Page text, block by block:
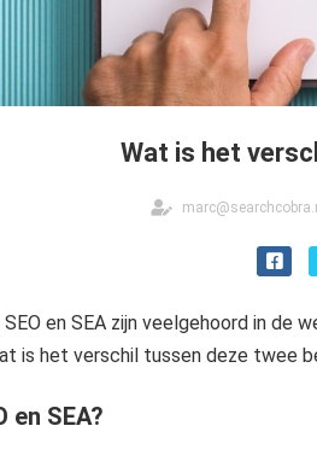
Wat is het
en SEA zijn veelgehoord in de
is het verschil tussen deze twee
en SEA?